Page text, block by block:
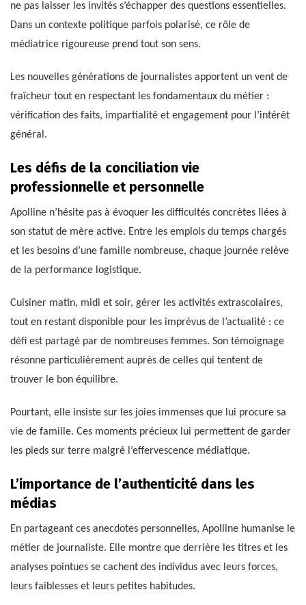
ne pas laisser les invités s’échapper des questions essentielles.
Dans un contexte politique parfois polarisé, ce rôle de
médiatrice rigoureuse prend tout son sens.
Les nouvelles générations de journalistes apportent un vent de
fraîcheur tout en respectant les fondamentaux du métier :
vérification des faits, impartialité et engagement pour l’intérêt
général.
Les défis de la conciliation vie
professionnelle et personnelle
Apolline n’hésite pas à évoquer les difficultés concrètes liées à
son statut de mère active. Entre les emplois du temps chargés
et les besoins d’une famille nombreuse, chaque journée relève
de la performance logistique.
Cuisiner matin, midi et soir, gérer les activités extrascolaires,
tout en restant disponible pour les imprévus de l’actualité : ce
défi est partagé par de nombreuses femmes. Son témoignage
résonne particulièrement auprès de celles qui tentent de
trouver le bon équilibre.
Pourtant, elle insiste sur les joies immenses que lui procure sa
vie de famille. Ces moments précieux lui permettent de garder
les pieds sur terre malgré l’effervescence médiatique.
L’importance de l’authenticité dans les
médias
En partageant ces anecdotes personnelles, Apolline humanise le
métier de journaliste. Elle montre que derrière les titres et les
analyses pointues se cachent des individus avec leurs forces,
leurs faiblesses et leurs petites habitudes.